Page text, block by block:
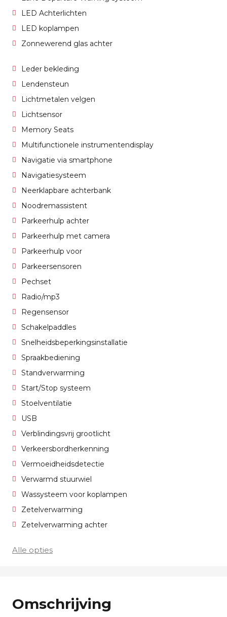
LED Achterlichten
LED koplampen
Zonnewerend glas achter
Leder bekleding
Lendensteun
Lichtmetalen velgen
Lichtsensor
Memory Seats
Multifunctionele instrumentendisplay
Navigatie via smartphone
Navigatiesysteem
Neerklapbare achterbank
Noodremassistent
Parkeerhulp achter
Parkeerhulp met camera
Parkeerhulp voor
Parkeersensoren
Pechset
Radio/mp3
Regensensor
Schakelpaddles
Snelheidsbeperkingsinstallatie
Spraakbediening
Standverwarming
Start/Stop systeem
Stoelventilatie
USB
Verblindingsvrij grootlicht
Verkeersbordherkenning
Vermoeidheidsdetectie
Verwarmd stuurwiel
Wassysteem voor koplampen
Zetelverwarming
Zetelverwarming achter
Alle opties
Omschrijving